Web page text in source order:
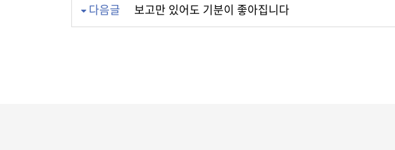
다음글 보고만 있어도 기분이 좋아집니다